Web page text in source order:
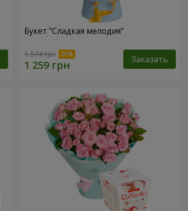
Букет "Сладкая мелодия"
1 574 грн Заказать